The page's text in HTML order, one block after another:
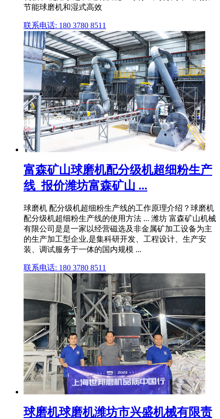
节能球磨机和湿式高效
联系电话: 180 3780 8511
富森矿山球磨机配分级机超细粉生产
线_报价潍坊富森矿山 ...
球磨机 配分级机超细粉生产线的工作原理介绍？球磨机
配分级机超细粉生产线的使用方法 ... 潍坊 富森矿山机械
有限公司是是一家以经营磁选及非金属矿加工设备为主
的生产加工型企业,是集科研开发、工程设计、生产安
装、调试服务于一体的国内规模 ...
联系电话: 180 3780 8511
球磨机球磨机潍坊市兴盛机械有限责